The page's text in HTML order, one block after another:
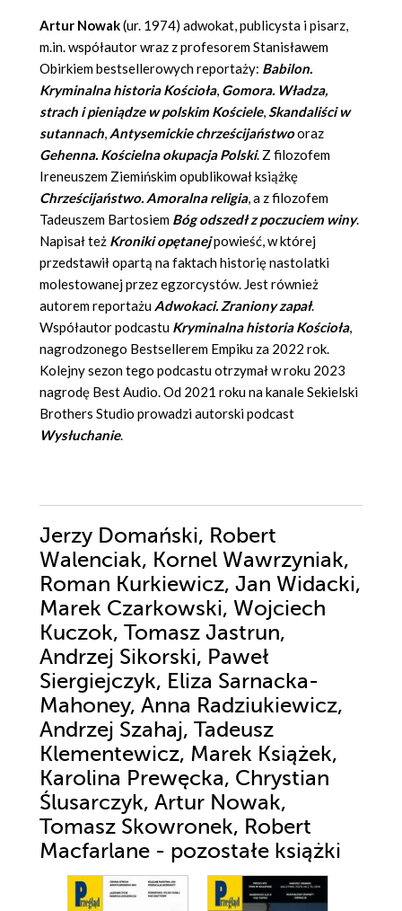
Artur Nowak(ur. 1974) adwokat, publicysta i pisarz,
m.in. współautor wraz z profesorem Stanisławem
Obirkiem bestsellerowych reportaży: Babilon.
Kryminalna historia Kościoła, Gomora. Władza,
strach i pieniądze w polskim Kościele,Skandaliści w
sutannach, Antysemickie chrześcijaństwooraz
Gehenna. Kościelna okupacja Polski. Z filozofem
Ireneuszem Ziemińskim opublikował książkę
Chrześcijaństwo. Amoralna religia, a z filozofem
Tadeuszem Bartosiem Bóg odszedł z poczuciem winy.
Napisał też Kroniki opętanejpowieść, w której
przedstawił opartą na faktach historię nastolatki
molestowanej przez egzorcystów. Jest również
autorem reportażu Adwokaci. Zraniony zapał.
Współautor podcastu Kryminalna historia Kościoła,
nagrodzonego Bestsellerem Empiku za 2022 rok.
Kolejny sezon tego podcastu otrzymał w roku 2023
nagrodę Best Audio. Od 2021 roku na kanale Sekielski
Brothers Studio prowadzi autorski podcast
Wysłuchanie.
Jerzy Domański, Robert
Walenciak, Kornel Wawrzyniak,
Roman Kurkiewicz, Jan Widacki,
Marek Czarkowski, Wojciech
Kuczok, Tomasz Jastrun,
Andrzej Sikorski, Paweł
Siergiejczyk, Eliza Sarnacka-
Mahoney, Anna Radziukiewicz,
Andrzej Szahaj, Tadeusz
Klementewicz, Marek Książek,
Karolina Prewęcka, Chrystian
Ślusarczyk, Artur Nowak,
Tomasz Skowronek, Robert
Macfarlane - pozostałe książki